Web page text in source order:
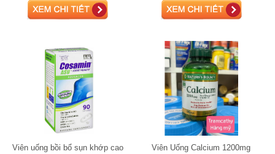
Viên uống bồi bổ sụn khớp cao
Viên Uống Calcium 1200mg